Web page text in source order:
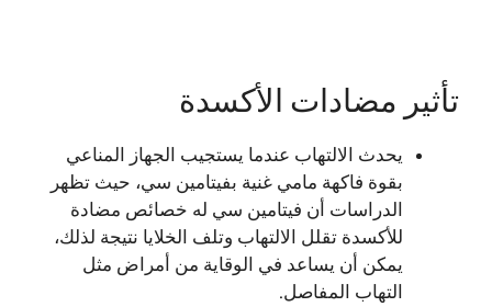
تأثير مضادات الأكسدة
يحدث الالتهاب عندما يستجيب الجهاز المناعي
بقوة فاكهة مامي غنية بفيتامين سي، حيث تظهر
الدراسات أن فيتامين سي له خصائص مضادة
للأكسدة تقلل الالتهاب وتلف الخلايا نتيجة لذلك،
يمكن أن يساعد في الوقاية من أمراض مثل
التهاب المفاصل.